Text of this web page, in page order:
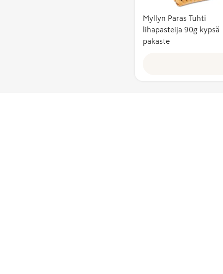
Myllyn Paras Tuhti
lihapasteija 90g kypsä
pakaste